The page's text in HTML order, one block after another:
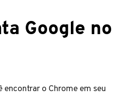
Google no
o Chrome em seu